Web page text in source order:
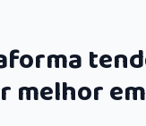
melhor